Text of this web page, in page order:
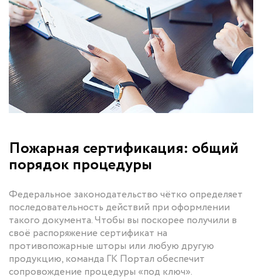
Пожарная сертификация: общий
порядок процедуры
Федеральное законодательство чётко определяет
последовательность действий при оформлении
такого документа. Чтобы вы поскорее получили в
своё распоряжение сертификат на
противопожарные шторы или любую другую
продукцию, команда ГК Портал обеспечит
сопровождение процедуры «под ключ».